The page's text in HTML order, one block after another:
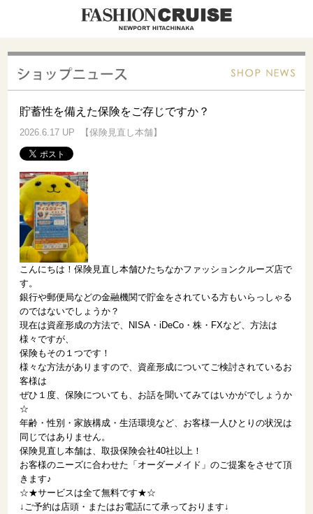
貯蓄性を備えた保険をご存じですか？
2026.6.17 UP 【保険見直し本舗】
こんにちは！保険見直し本舗ひたちなかファッションクルーズ店で
す。
銀行や郵便局などの金融機関で貯金をされている方もいらっしゃる
のではないでしょうか？
現在は資産形成の方法で、NISA・iDeCo・株・FXなど、方法は
様々ですが、
保険もその１つです！
様々な方法がありますので、資産形成についてご検討されているお
客様は
ぜひ１度、保険についても、お話を聞いてみてはいかがでしょうか
☆
年齢・性別・家族構成・生活環境など、お客様一人ひとりの状況は
同じではありません。
保険見直し本舗は、取扱保険会社40社以上！
お客様のニーズに合わせた「オーダーメイド」のご提案をさせて頂
きます♪
☆★サービスは全て無料です★☆
↓ご予約は店頭・またはお電話にて承っております↓